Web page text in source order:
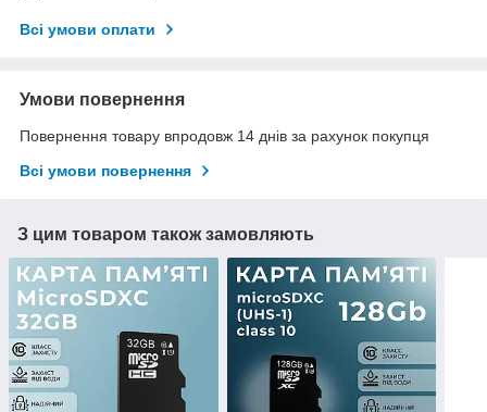
Всі умови оплати
Умови повернення
Повернення товару впродовж 14 днів за рахунок покупця
Всі умови повернення
З цим товаром також замовляють